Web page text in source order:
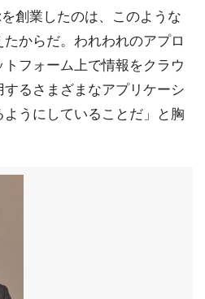
創業したのは、このような
からだ。われわれのアプロ
フォーム上で情報をクラウ
するさまざまなアプリケーシ
ようにしていることだ」と胸